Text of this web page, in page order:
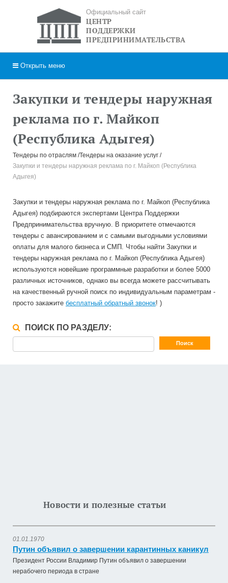
Официальный сайт
ЦЕНТР
ПОДДЕРЖКИ
ПРЕДПРИНИМАТЕЛЬСТВА
Открыть меню
Закупки и тендеры наружная
реклама по г. Майкоп
(Республика Адыгея)
Тендеры по отраслям Тендеры на оказание услуг
Закупки и тендеры наружная реклама по г. Майкоп (Республика
Адыгея)
Закупки и тендеры наружная реклама по г. Майкоп (Республика
Адыгея) подбираются экспертами Центра Поддержки
Предпринимательства вручную. В приоритете отмечаются
тендеры с авансированием и с самыми выгодными условиями
оплаты для малого бизнеса и СМП. Чтобы найти Закупки и
тендеры наружная реклама по г. Майкоп (Республика Адыгея)
используются новейшие программные разработки и более 5000
различных источников, однако вы всегда можете рассчитывать
на качественный ручной поиск по индивидуальным параметрам -
просто закажите бесплатный обратный звонок! )
ПОИСК ПО РАЗДЕЛУ:
Новости и полезные статьи
01.01.1970
Путин объявил о завершении карантинных каникул
Президент России Владимир Путин объявил о завершении
нерабочего периода в стране